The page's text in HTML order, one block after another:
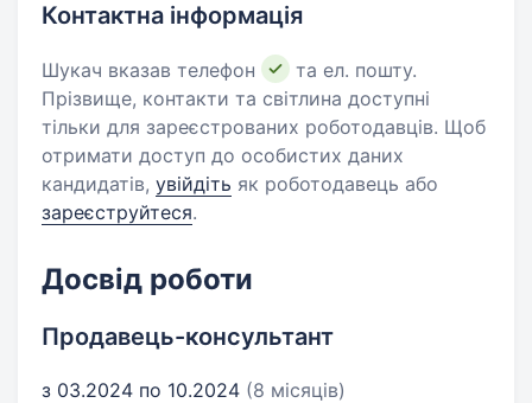
Контактна інформація
Шукач вказав телефон
та ел. пошту.
Прізвище, контакти та світлина доступні
тільки для зареєстрованих роботодавців. Щоб
отримати доступ до особистих даних
кандидатів, увійдіть як роботодавець або
зареєструйтеся.
Досвід роботи
Продавець-консультант
з 03.2024 по 10.2024 (8 місяців)